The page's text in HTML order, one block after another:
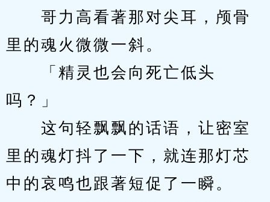
哥力高看著那对尖耳，颅骨
里的魂火微微一斜。
「精灵也会向死亡低头
吗？」
这句轻飘飘的话语，让密室
里的魂灯抖了一下，就连那灯芯
中的哀鸣也跟著短促了一瞬。